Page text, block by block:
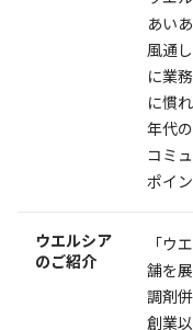
あい
風通
に業
に慣
年代
コミ
ポイン
ウエルシア
のご紹介
「ウ
舗を
調剤
創業